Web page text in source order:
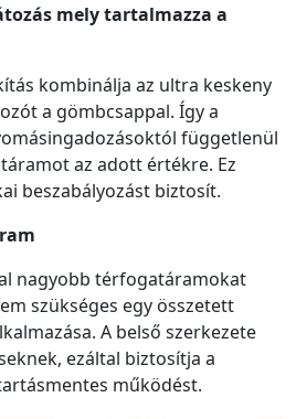
mely tartalmazza a
kombinálja az ultra keskeny
a gömbcsappal. Így a
függetlenül
az adott értékre. Ez
beszabályozást biztosít.
nagyobb térfogatáramokat
szükséges egy összetett
A belső szerkezete
ezáltal biztosítja a
működést.